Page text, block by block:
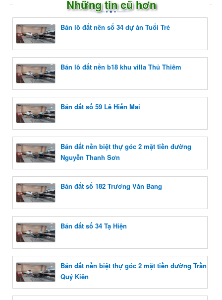
Những tin cũ hơn
Bán lô đất nền số 34 dự án Tuổi Trẻ
Bán lô đất nền b18 khu villa Thủ Thiêm
Bán đất số 59 Lê Hiến Mai
Bán đất nền biệt thự góc 2 mặt tiền đường
Nguyễn Thanh Sơn
Bán đất số 182 Trương Văn Bang
Bán đất số 34 Tạ Hiện
Bán đất nền biệt thự góc 2 mặt tiền đường Trần
Quý Kiên